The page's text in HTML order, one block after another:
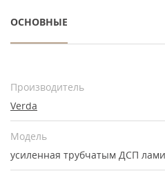
ОСНОВНЫЕ
Производитель
Verda
Модель
усиленная трубчатым ДСП